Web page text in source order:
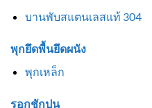
บานพับสแตนเลสแท้ 304
พุกยึดพื้นยึดผนัง
พุกเหล็ก
รอกชักปูน